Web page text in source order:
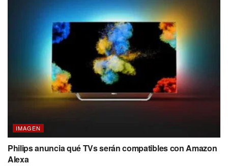
IMAGEN
Philips anuncia qué TVs serán compatibles con Amazon
Alexa